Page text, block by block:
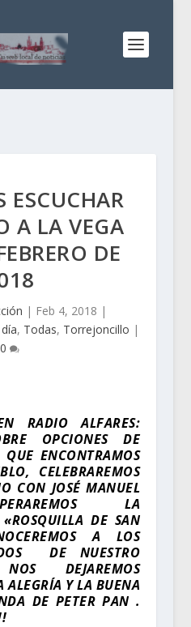
ESCUCHAR
A LA VEGA
DE
| Feb 4, 2018 |
, Todas, Torrejoncillo |
0
RADIO ALFARES:
OPCIONES DE
QUE ENCONTRAMOS
CELEBRAREMOS
CON JOSÉ MANUEL
LA
DE SAN
A LOS
DE NUESTRO
DEJAREMOS
ALEGRÍA Y LA BUENA
DE PETER PAN .